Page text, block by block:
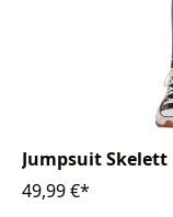
Jumpsuit Skelett
49,99 €*